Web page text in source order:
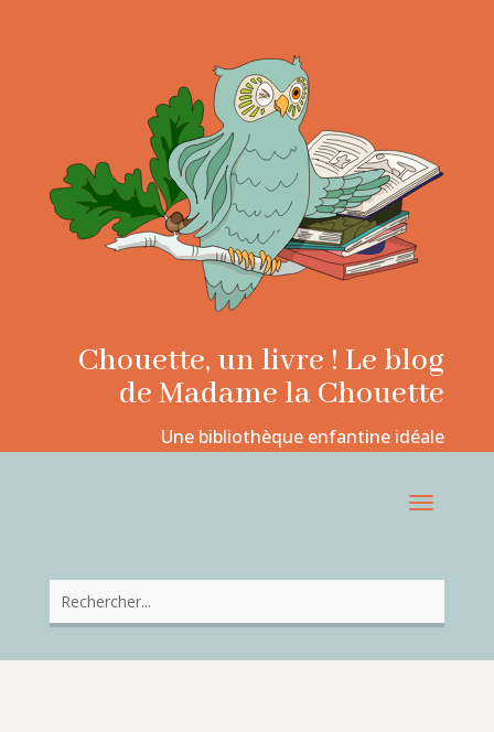
Chouette, un livre ! Le blog
de Madame la Chouette
Une bibliothèque enfantine idéale